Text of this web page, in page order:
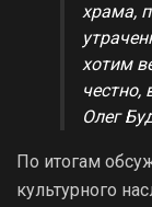
храма,
хотим
честно,
Олег
По итогам
культурного